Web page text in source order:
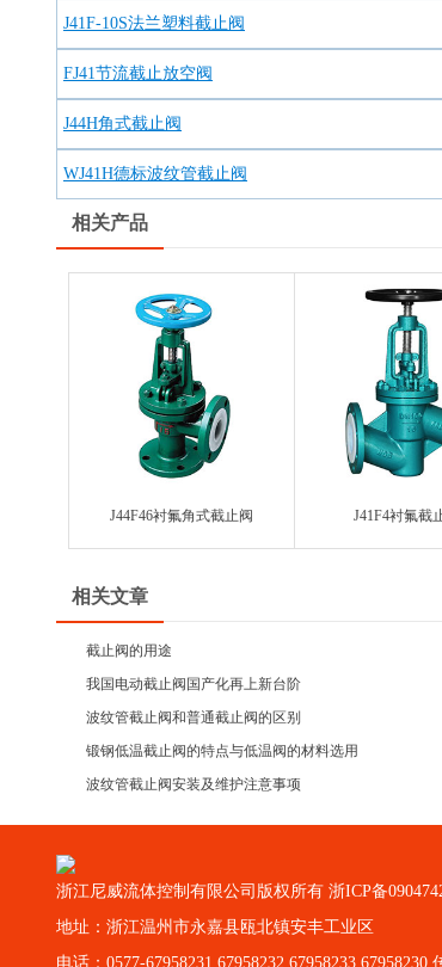
J41F-10S法兰塑料截止阀
FJ41节流截止放空阀
J44H角式截止阀
WJ41H德标波纹管截止阀
相关产品
J44F46衬氟角式截止阀 J41F4衬氟截
相关文章
截止阀的用途
我国电动截止阀国产化再上新台阶
波纹管截止阀和普通截止阀的区别
锻钢低温截止阀的特点与低温阀的材料选用
波纹管截止阀安装及维护注意事项
浙江尼威流体控制有限公司版权所有 浙ICP备
地址：浙江温州市永嘉县瓯北镇安丰工业区
电话：0577-67958231 67958232 67958233 67958230